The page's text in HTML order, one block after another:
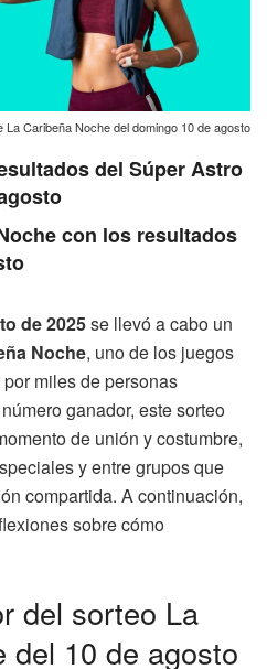
La Caribeña Noche del domingo 10 de agosto
del Súper Astro
con los resultados
de 2025se llevó a cabo un
Noche, uno de los juegos
miles de personas
ganador, este sorteo
de unión y costumbre,
y entre grupos que
compartida. A continuación,
sobre cómo
del sorteo La
del 10 de agosto